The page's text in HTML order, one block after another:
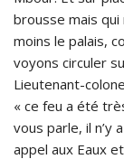
brousse mais
moins le palais,
voyons circuler
Lieutenant-
« ce feu a été
vous parle, il n’y
appel aux Eaux